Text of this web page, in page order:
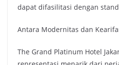
dapat difasilitasi dengan
Antara Modernitas dan
The Grand Platinum Hotel